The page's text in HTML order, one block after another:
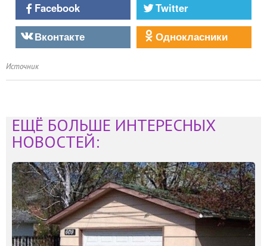
Facebook
Twitter
Вконтакте
Однокласники
Источник
ЕЩЁ БОЛЬШЕ ИНТЕРЕСНЫХ
НОВОСТЕЙ: